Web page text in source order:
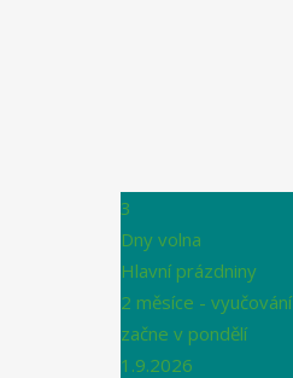
3
Dny volna
Hlavní prázdniny
2 měsíce - vyučování
začne v pondělí
1.9.2026